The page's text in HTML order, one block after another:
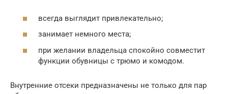
всегда выглядит привлекательно;
занимает немного места;
при желании владельца спокойно совместит
функции обувницы с трюмо и комодом.
Внутренние отсеки предназначены не только для пар